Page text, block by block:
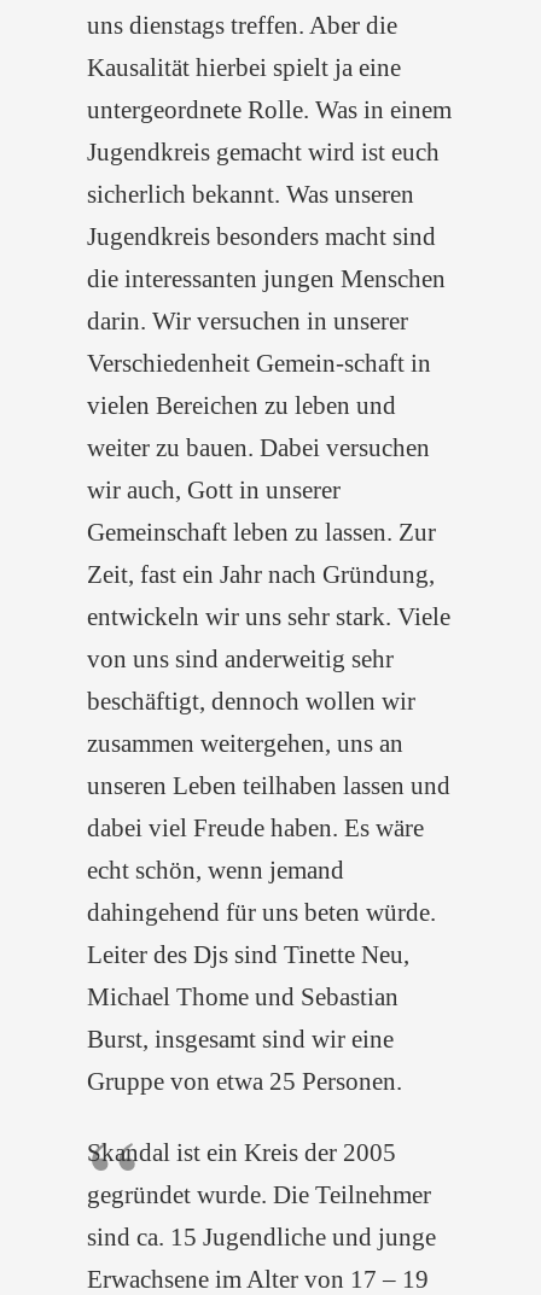
uns dienstags treffen. Aber die
Kausalität hierbei spielt ja eine
untergeordnete Rolle. Was in einem
Jugendkreis gemacht wird ist euch
sicherlich bekannt. Was unseren
Jugendkreis besonders macht sind
die interessanten jungen Menschen
darin. Wir versuchen in unserer
Verschiedenheit Gemein-schaft in
vielen Bereichen zu leben und
weiter zu bauen. Dabei versuchen
wir auch, Gott in unserer
Gemeinschaft leben zu lassen. Zur
Zeit, fast ein Jahr nach Gründung,
entwickeln wir uns sehr stark. Viele
von uns sind anderweitig sehr
beschäftigt, dennoch wollen wir
zusammen weitergehen, uns an
unseren Leben teilhaben lassen und
dabei viel Freude haben. Es wäre
echt schön, wenn jemand
dahingehend für uns beten würde.
Leiter des Djs sind Tinette Neu,
Michael Thome und Sebastian
Burst, insgesamt sind wir eine
Gruppe von etwa 25 Personen.
Skandal ist ein Kreis der 2005
gegründet wurde. Die Teilnehmer
sind ca. 15 Jugendliche und junge
Erwachsene im Alter von 17 – 19